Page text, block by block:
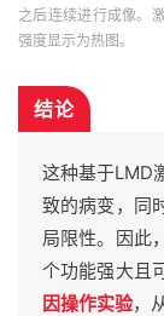
之后连续进行成像。
强度显示为热图。
结论
这种基于LMD
致的病变，同
局限性。因此
个功能强大且
因操作实验，